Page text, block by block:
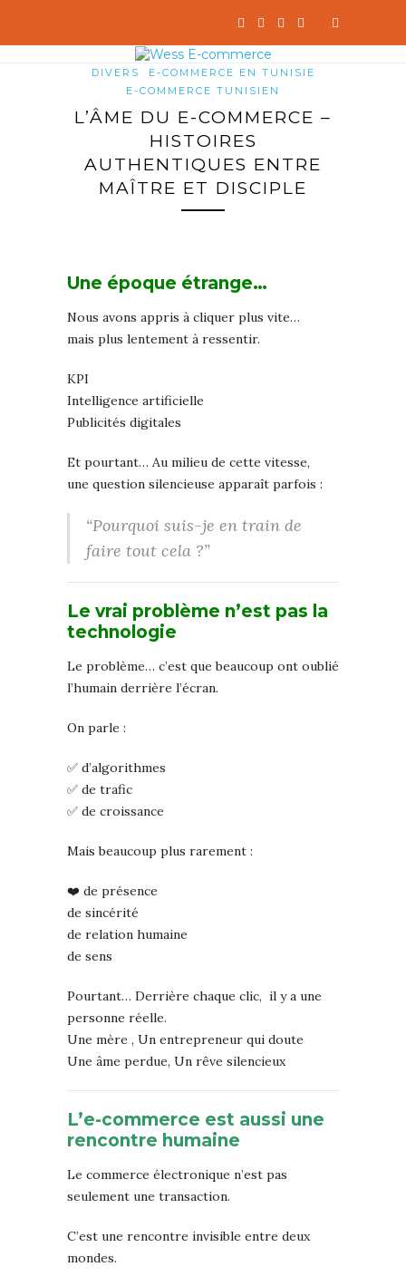
DIVERS
E-COMMERCE EN TUNISIE
E-COMMERCE TUNISIEN
L’ÂME DU E-COMMERCE –
HISTOIRES
AUTHENTIQUES ENTRE
MAÎTRE ET DISCIPLE
Une époque étrange…
Nous avons appris à cliquer plus vite…
mais plus lentement à ressentir.
KPI
Intelligence artificielle
Publicités digitales
Et pourtant… Au milieu de cette vitesse,
une question silencieuse apparaît parfois :
“Pourquoi suis-je en train de
faire tout cela ?”
Le vrai problème n’est pas la
technologie
Le problème… c’est que beaucoup ont oublié
l’humain derrière l’écran.
On parle :
✅ d’algorithmes
✅ de trafic
✅ de croissance
Mais beaucoup plus rarement :
❤️ de présence
de sincérité
de relation humaine
de sens
Pourtant… Derrière chaque clic, il y a une
personne réelle.
Une mère , Un entrepreneur qui doute
Une âme perdue, Un rêve silencieux
L’e-commerce est aussi une
rencontre humaine
Le commerce électronique n’est pas
seulement une transaction.
C’est une rencontre invisible entre deux
mondes.